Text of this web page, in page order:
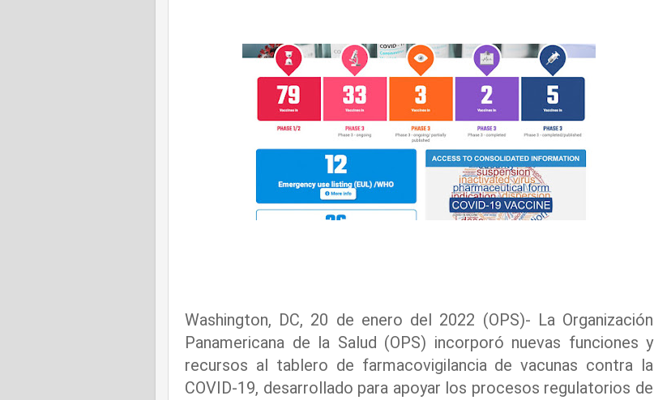
Washington, DC, 20 de enero del 2022 (OPS)- La Organización
Panamericana de la Salud (OPS) incorporó nuevas funciones y
recursos al tablero de farmacovigilancia de vacunas contra la
COVID-19, desarrollado para apoyar los procesos regulatorios de